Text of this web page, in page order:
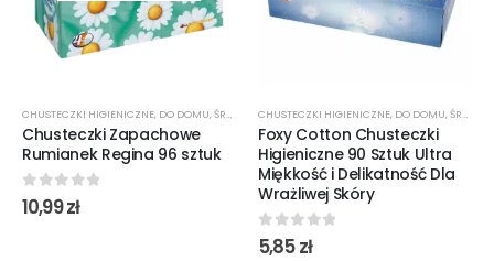
CHUSTECZKI HIGIENICZNE, DO DOMU,ŚRODKI CZYSTOŚCI
Chusteczki Zapachowe
Rumianek Regina 96 sztuk
0out of 5
10,99zł
CHUSTECZKI HIGIENICZNE, DO DOMU,ŚRODKI CZYSTOŚCI
Foxy Cotton Chusteczki
Higieniczne 90 Sztuk Ultra
Miękkość i Delikatność Dla
Wrażliwej Skóry
0out of 5
5,85zł